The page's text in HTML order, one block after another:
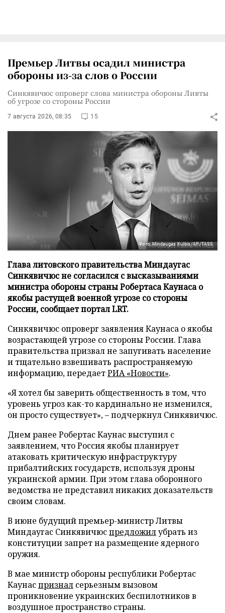
Премьер Литвы осадил министра
обороны из-за слов о России
Синкявичюс опроверг слова министра обороны Ливты
об угрозе со стороны России
7 августа 2026, 08:35 15
Фото: Mindaugas Kulbis/AP/TASS
Глава литовского правительства Миндаугас
Синкявичюс не согласился с высказываниями
министра обороны страны Робертаса Каунаса о
якобы растущей военной угрозе со стороны
России, сообщает портал LRT.
Синкявичюс опроверг заявления Каунаса о якобы
возрастающей угрозе со стороны России. Глава
правительства призвал не запугивать население
и тщательно взвешивать распространяемую
информацию, передаетРИА «Новости».
«Я хотел бы заверить общественность в том, что
уровень угроз как-то кардинально не изменился,
он просто существует», – подчеркнул Синкявичюс.
Днем ранее Робертас Каунас выступил с
заявлением, что Россия якобы планирует
атаковать критическую инфраструктуру
прибалтийских государств, используя дроны
украинской армии. При этом глава оборонного
ведомства не представил никаких доказательств
своим словам.
В июне будущий премьер-министр Литвы
Миндаугас Синкявичюспредложилубрать из
конституции запрет на размещение ядерного
оружия.
В мае министр обороны республики Робертас
Каунаспризнал серьезным вызовом
проникновение украинских беспилотников в
воздушное пространство страны.